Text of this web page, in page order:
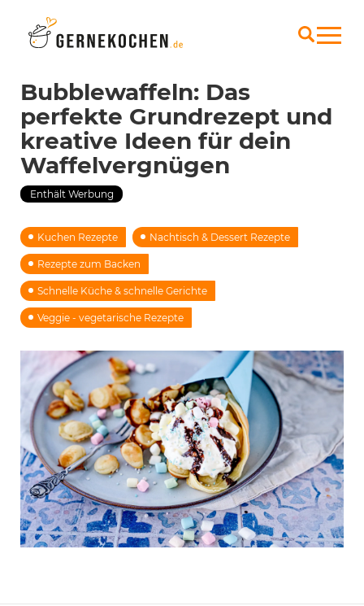
Bubblewaffeln: Das
perfekte Grundrezept und
kreative Ideen für dein
Waffelvergnügen
Enthält Werbung
Kuchen Rezepte Nachtisch & Dessert Rezepte
Rezepte zum Backen
Schnelle Küche & schnelle Gerichte
Veggie - vegetarische Rezepte